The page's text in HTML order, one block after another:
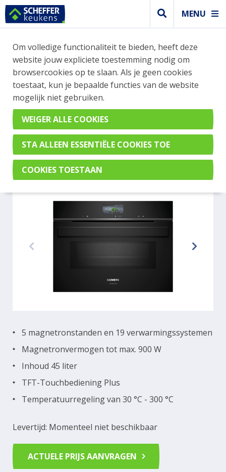
MENU
WEBSHOP BESTELLINGEN
Je kan tijdelijk geen bestelling plaatsen. Wil je je
vast oriënteren? Vergelijk eenvoudig apparaten
en merken met elkaar. Klik hier voor meer
informatie.
Magnetron
SIEMENS CM936GAB1
Levertijd: Momenteel niet beschikbaar
5 magnetronstanden en 19 verwarmingssystemen
Magnetronvermogen tot max. 900 W
Inhoud 45 liter
TFT-Touchbediening Plus
Temperatuurregeling van 30 °C - 300 °C
ACTUELE PRIJS AANVRAGEN
Om volledige functionaliteit te bieden, heeft deze
website jouw expliciete toestemming nodig om
browsercookies op te slaan. Als je geen cookies
toestaat, kun je bepaalde functies van de website
mogelijk niet gebruiken.